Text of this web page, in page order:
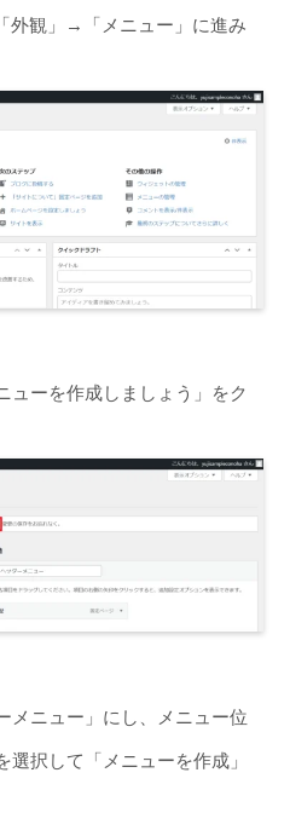
外観」→「メニュー」に進み
ューを作成しましょう」をク
メニュー」にし、メニュー位
択して「メニューを作成」